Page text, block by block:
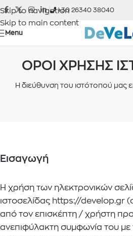
Skip to navigation
Skip to main content
+30 26340 38040
Menu
ΟΡΟΙ ΧΡΗΣΗΣ
Η διεύθυνση του ιστότοπού μας
Εισαγωγή
Η χρήση των ηλεκτρονικών
ιστοσελίδας https://develop.gr
από τον επισκέπτη / χρήστη
ανεπιφύλακτη συμφωνία του